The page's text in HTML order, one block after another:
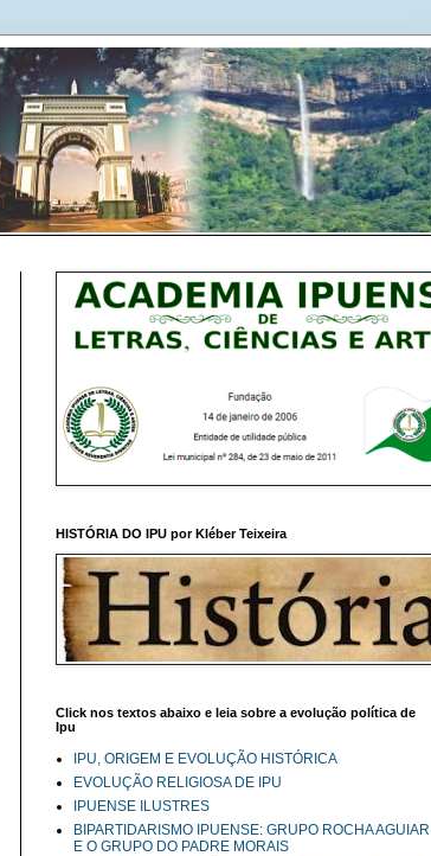
HISTÓRIA DO IPU por Kléber Teixeira
Click nos textos abaixo e leia sobre a evolução política de
Ipu
IPU, ORIGEM E EVOLUÇÃO HISTÓRICA
EVOLUÇÃO RELIGIOSA DE IPU
IPUENSE ILUSTRES
BIPARTIDARISMO IPUENSE: GRUPO ROCHA AGUIAR
E O GRUPO DO PADRE MORAIS